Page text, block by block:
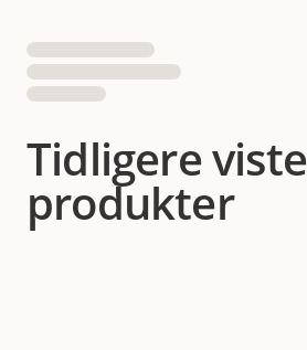
Tidligere viste
produkter